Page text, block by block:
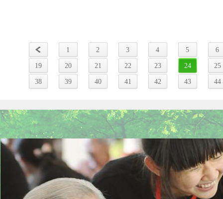
1 2 3 4 5 6
19 20 21 22 23 24 25
38 39 40 41 42 43 44